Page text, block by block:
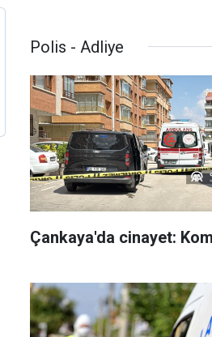
Polis - Adliye
Çankaya'da cinayet: